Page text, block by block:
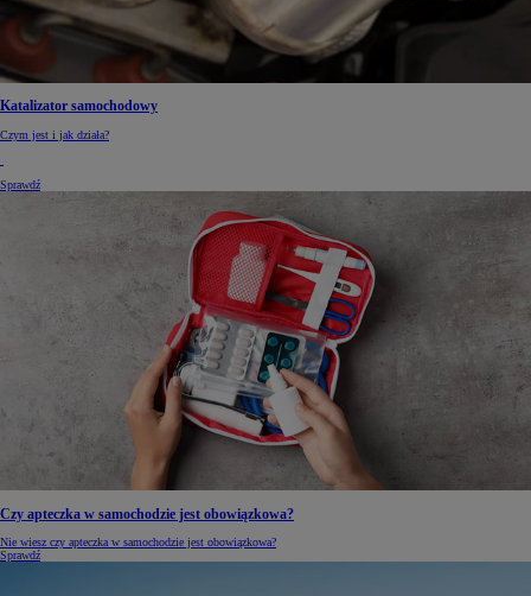
Katalizator samochodowy
Czym jest i jak działa?
Sprawdź
Czy apteczka w samochodzie jest obowiązkowa?
Nie wiesz czy apteczka w samochodzie jest obowiązkowa?
Sprawdź